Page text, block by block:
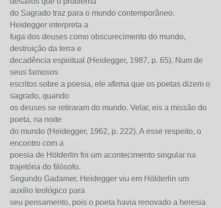
do Sagrado traz para o mundo contemporâneo.
Heidegger interpreta a
fuga dos deuses como obscurecimento do mundo,
destruição da terra e
decadência espiritual (Heidegger, 1987, p. 65). Num de
seus famosos
escritos sobre a poesia, ele afirma que os poetas dizem o
sagrado, quando
os deuses se retiraram do mundo. Velar, eis a missão do
poeta, na noite
do mundo (Heidegger, 1962, p. 222). A esse respeito, o
encontro com a
poesia de Hölderlin foi um acontecimento singular na
trajetória do filósofo.
Segundo Gadamer, Heidegger viu em Hölderlin um
auxílio teológico para
seu pensamento, pois o poeta havia renovado a heresia